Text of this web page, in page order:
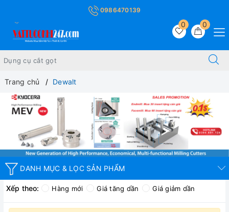
0986470139
0
0
Trang chủ Dewalt
DANH MỤC & LỌC SẢN PHẨM
Xếp theo: Hàng mới Giá tăng dần Giá giảm dần